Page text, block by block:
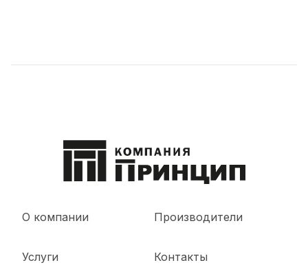
О компании
Услуги
Производители
Контакты